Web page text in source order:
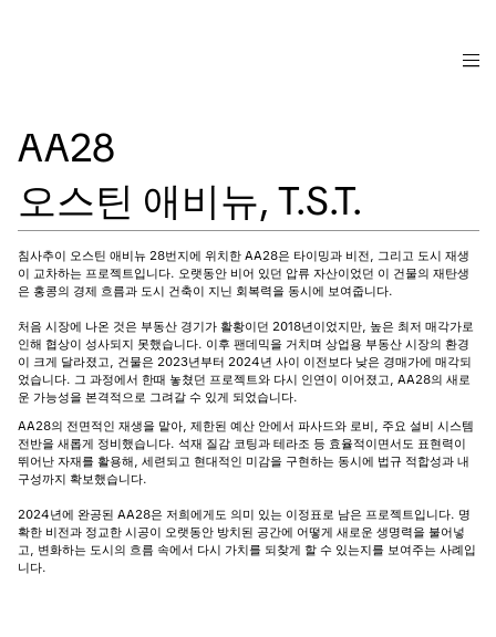
AA28
오스틴 애비뉴, T.S.T.
침사추이 오스틴 애비뉴 28번지에 위치한 AA28은 타이밍과 비전, 그리고 도시 재생
이 교차하는 프로젝트입니다. 오랫동안 비어 있던 압류 자산이었던 이 건물의 재탄생
은 홍콩의 경제 흐름과 도시 건축이 지닌 회복력을 동시에 보여줍니다.
처음 시장에 나온 것은 부동산 경기가 활황이던 2018년이었지만, 높은 최저 매각가로
인해 협상이 성사되지 못했습니다. 이후 팬데믹을 거치며 상업용 부동산 시장의 환경
이 크게 달라졌고, 건물은 2023년부터 2024년 사이 이전보다 낮은 경매가에 매각되
었습니다. 그 과정에서 한때 놓쳤던 프로젝트와 다시 인연이 이어졌고, AA28의 새로
운 가능성을 본격적으로 그려갈 수 있게 되었습니다.
AA28의 전면적인 재생을 맡아, 제한된 예산 안에서 파사드와 로비, 주요 설비 시스템
전반을 새롭게 정비했습니다. 석재 질감 코팅과 테라조 등 효율적이면서도 표현력이
뛰어난 자재를 활용해, 세련되고 현대적인 미감을 구현하는 동시에 법규 적합성과 내
구성까지 확보했습니다.
2024년에 완공된 AA28은 저희에게도 의미 있는 이정표로 남은 프로젝트입니다. 명
확한 비전과 정교한 시공이 오랫동안 방치된 공간에 어떻게 새로운 생명력을 불어넣
고, 변화하는 도시의 흐름 속에서 다시 가치를 되찾게 할 수 있는지를 보여주는 사례입
니다.